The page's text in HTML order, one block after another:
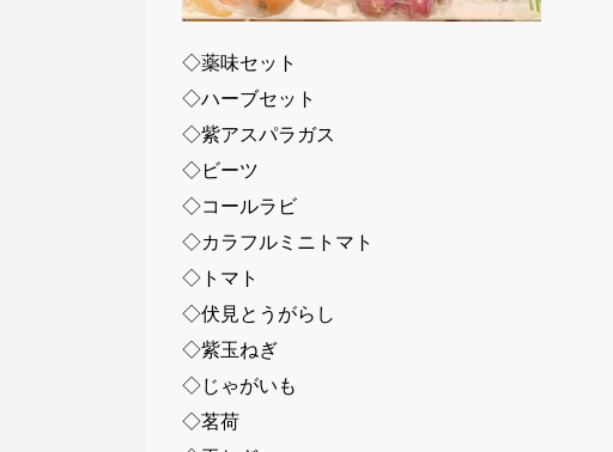
◇薬味セット
◇ハーブセット
◇紫アスパラガス
◇ビーツ
◇コールラビ
◇カラフルミニトマト
◇トマト
◇伏見とうがらし
◇紫玉ねぎ
◇じゃがいも
◇茗荷